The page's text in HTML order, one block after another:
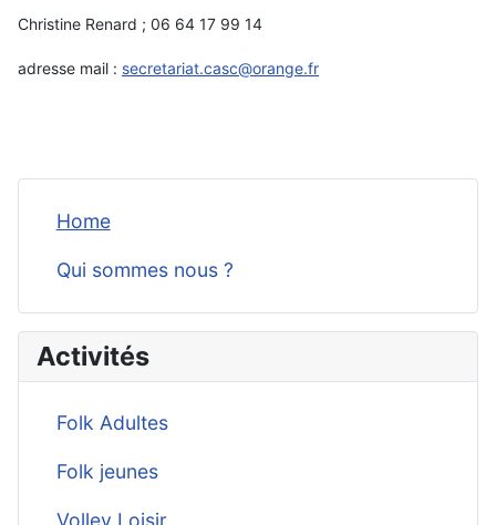
Home
Qui sommes nous ?
Activités
Folk Adultes
Folk jeunes
Volley Loisir
Christine Renard ; 06 64 17 99 14
adresse mail : secretariat.casc@orange.fr